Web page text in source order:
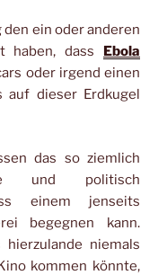
ein oder anderen
haben, dass Ebola
oder irgend einen
auf dieser Erdkugel
das so ziemlich
und politisch
einem jenseits
begegnen kann.
hierzulande niemals
kommen könnte,